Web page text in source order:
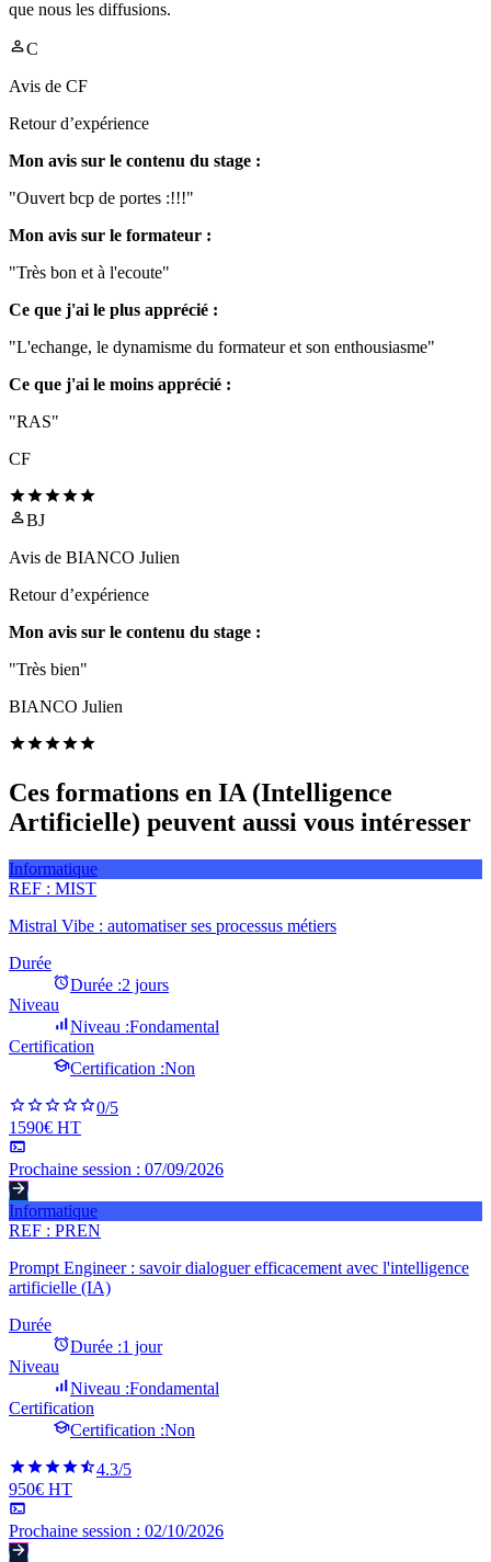
que nous les diffusions.
C
Avis de CF
Retour d’expérience
Mon avis sur le contenu du stage :
"Ouvert bcp de portes :!!!"
Mon avis sur le formateur :
"Très bon et à l'ecoute"
Ce que j'ai le plus apprécié :
"L'echange, le dynamisme du formateur et son enthousiasme"
Ce que j'ai le moins apprécié :
"RAS"
CF
BJ
Avis de BIANCO Julien
Retour d’expérience
Mon avis sur le contenu du stage :
"Très bien"
BIANCO Julien
Ces formations en IA (Intelligence
Artificielle) peuvent aussi vous intéresser
Informatique
REF : MIST
Mistral Vibe : automatiser ses processus métiers
Durée
Durée :2 jours
Niveau
Niveau :Fondamental
Certification
Certification :Non
0/5
1590€ HT
Prochaine session : 07/09/2026
Informatique
REF : PREN
Prompt Engineer : savoir dialoguer efficacement avec l'intelligence
artificielle (IA)
Durée
Durée :1 jour
Niveau
Niveau :Fondamental
Certification
Certification :Non
4.3/5
950€ HT
Prochaine session : 02/10/2026